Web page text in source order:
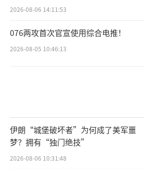
2026-08-06 14:11:53
076两攻首次官宣使用综合电推！
2026-08-05 10:46:13
伊朗“城堡破坏者”为何成了美军噩
梦？拥有“独门绝技”
2026-08-06 10:31:48